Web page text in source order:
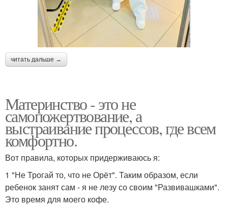
читать дальше →
Материнство - это не
самопожертвование, а
выстраивание процессов, где всем
комфортно.
Вот правила, которых придерживаюсь я:
1 "Не Трогай то, что не Орёт". Таким образом, если
ребенок занят сам - я не лезу со своим "Развивашками".
Это время для моего кофе.